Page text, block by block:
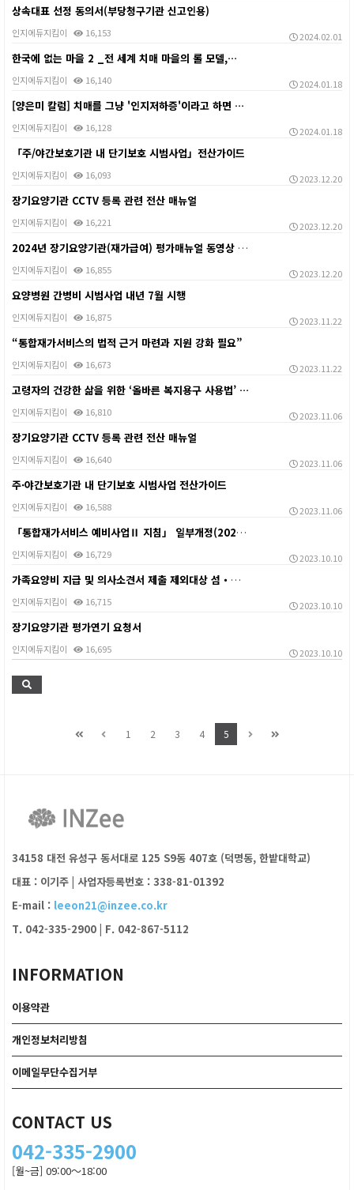
상속대표 선정 동의서(부당청구기관 신고인용)
인지에듀지킴이 16,153 2024.02.01
한국에 없는 마을 2 _전 세계 치매 마을의 롤 모델,…
인지에듀지킴이 16,140 2024.01.18
[양은미 칼럼] 치매를 그냥 '인지저하증'이라고 하면 …
인지에듀지킴이 16,128 2024.01.18
「주/야간보호기관 내 단기보호 시범사업」전산가이드
인지에듀지킴이 16,093 2023.12.20
장기요양기관 CCTV 등록 관련 전산 매뉴얼
인지에듀지킴이 16,221 2023.12.20
2024년 장기요양기관(재가급여) 평가매뉴얼 동영상 자…
인지에듀지킴이 16,855 2023.12.20
요양병원 간병비 시범사업 내년 7월 시행
인지에듀지킴이 16,875 2023.11.22
“통합재가서비스의 법적 근거 마련과 지원 강화 필요”
인지에듀지킴이 16,673 2023.11.22
고령자의 건강한 삶을 위한 ‘올바른 복지용구 사용법’ …
인지에듀지킴이 16,810 2023.11.06
장기요양기관 CCTV 등록 관련 전산 매뉴얼
인지에듀지킴이 16,640 2023.11.06
주·야간보호기관 내 단기보호 시범사업 전산가이드
인지에듀지킴이 16,588 2023.11.06
「통합재가서비스 예비사업Ⅱ 지침」 일부개정(2023.1…
인지에듀지킴이 16,729 2023.10.10
가족요양비 지급 및 의사소견서 제출 제외대상 섬・벽지지…
인지에듀지킴이 16,715 2023.10.10
장기요양기관 평가연기 요청서
인지에듀지킴이 16,695 2023.10.10
1 2 3 4 5
34158 대전 유성구 동서대로 125 S9동 407호 (덕명동, 한밭대학교)
대표 : 이기주 | 사업자등록번호 : 338-81-01392
E-mail : leeon21@inzee.co.kr
T. 042-335-2900 | F. 042-867-5112
INFORMATION
이용약관
개인정보처리방침
이메일무단수집거부
CONTACT US
042-335-2900
[월~금] 09:00～18:00